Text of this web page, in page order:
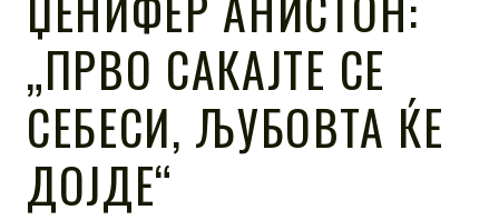
„ПРВО САКАЈТЕ СЕ
СЕБЕСИ, ЉУБОВТА ЌЕ
ДОЈДЕ“